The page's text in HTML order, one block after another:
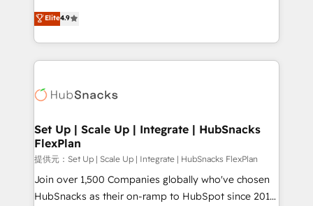
and CRM migration from any platform •
Client/member portals built on HubSpot • Custom
WooCommerce, BuilderTrend, and more Experience
the difference — reach out to see how AI + HubSpot
From HubSpot onboarding, to training, from
developing a new website to lead generation and
digital marketing; we do it all (and with great
results)! In short, our services include: - HubSpot
HubSpot development: websites, custom modules,
marketing, advertising, campaigns, content and
design We connect people, data and technology to
improve customer experiences. With our bright
people, exciting ideas and can-do mentality, we
ensure revenue growth on a daily basis. So tell us
Elite4.9
Set Up | Scale Up | Integrate | HubSnacks
FlexPlan
提供元：Set Up | Scale Up | Integrate | HubSnacks FlexPlan
Join over 1,500 Companies globally who've chosen
HubSnacks as their on-ramp to HubSpot since 2014